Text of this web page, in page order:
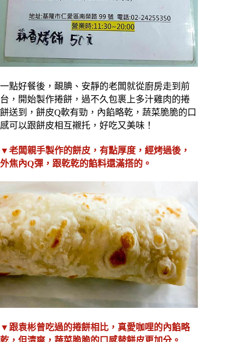
一點好餐後，靦腆、安靜的老闆就從廚房走到前
台，開始製作捲餅，過不久包裹上多汁雞肉的捲
餅送到，餅皮Q軟有勁，內餡略乾，蔬菜脆脆的口
感可以跟餅皮相互襯托，好吃又美味！
▼老闆親手製作的餅皮，有點厚度，經烤過後，
外焦內Q彈，跟乾乾的餡料還滿搭的。
▼跟袁彬曾吃過的捲餅相比，真愛咖哩的內餡略